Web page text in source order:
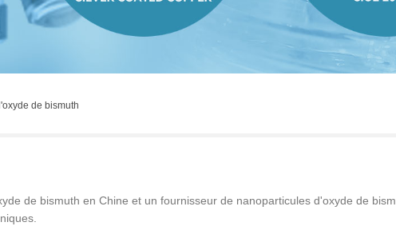
de bismuth
de bismuth en Chine et un fournisseur de nanoparticules d'oxyde de